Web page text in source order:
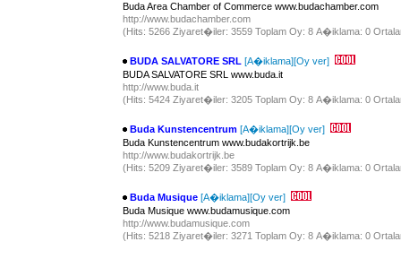
Buda Area Chamber of Commerce www.budachamber.com
http://www.budachamber.com
(Hits: 5266 Ziyaret�iler: 3559 Toplam Oy: 8 A�iklama: 0
BUDA SALVATORE SRL [A�iklama][Oy ver]
BUDA SALVATORE SRL www.buda.it
http://www.buda.it
(Hits: 5424 Ziyaret�iler: 3205 Toplam Oy: 8 A�iklama: 0
Buda Kunstencentrum [A�iklama][Oy ver]
Buda Kunstencentrum www.budakortrijk.be
http://www.budakortrijk.be
(Hits: 5209 Ziyaret�iler: 3589 Toplam Oy: 8 A�iklama: 0
Buda Musique [A�iklama][Oy ver]
Buda Musique www.budamusique.com
http://www.budamusique.com
(Hits: 5218 Ziyaret�iler: 3271 Toplam Oy: 8 A�iklama: 0